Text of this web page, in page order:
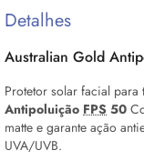
Detalhes
Australian Gold
Protetor solar facial
Antipoluição FPS 50
matte e garante ação
UVA/UVB.